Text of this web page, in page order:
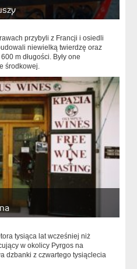
przybyli z Francji i osiedli
niewielką twierdzę oraz
m długości. Były one
środkowej.
tysiąca lat wcześniej niż
w okolicy Pyrgos na
dzbanki z czwartego tysiąclecia